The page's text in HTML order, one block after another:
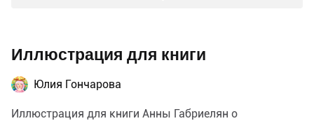
Иллюстрация для книги
Юлия Гончарова
Иллюстрация для книги Анны Габриелян о